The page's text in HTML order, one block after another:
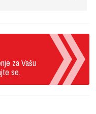
za Vašu
se.